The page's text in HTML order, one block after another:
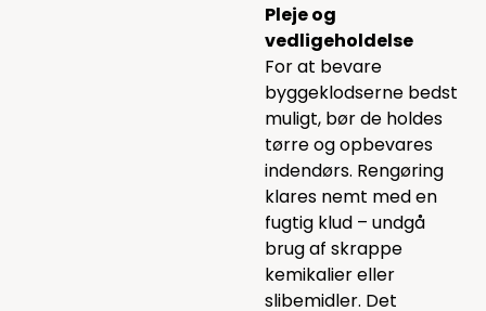
Pleje og
vedligeholdelse
For at bevare
byggeklodserne bedst
muligt, bør de holdes
tørre og opbevares
indendørs. Rengøring
klares nemt med en
fugtig klud – undgå
brug af skrappe
kemikalier eller
slibemidler. Det